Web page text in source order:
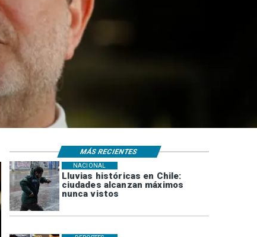
Lluvias históricas en Chile:
ciudades alcanzan máximos
nunca vistos
NACIONAL
MÁS RECIENTES